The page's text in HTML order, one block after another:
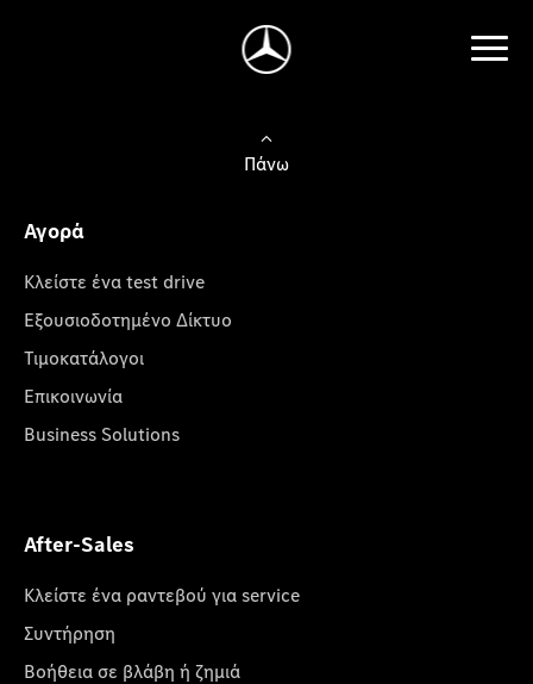
Πάνω
Αγορά
Κλείστε ένα test drive
Εξουσιοδοτημένο Δίκτυο
Τιμοκατάλογοι
Επικοινωνία
Business Solutions
After-Sales
Κλείστε ένα ραντεβού για service
Συντήρηση
Βοήθεια σε βλάβη ή ζημιά